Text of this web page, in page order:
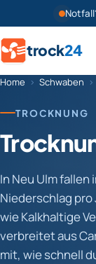
trock24
Home › Schwaben ›
TROCKNUNG
In Neu Ulm
Niederschlag
wie Kalkhaltige
verbreitet aus
mit, wie schnell